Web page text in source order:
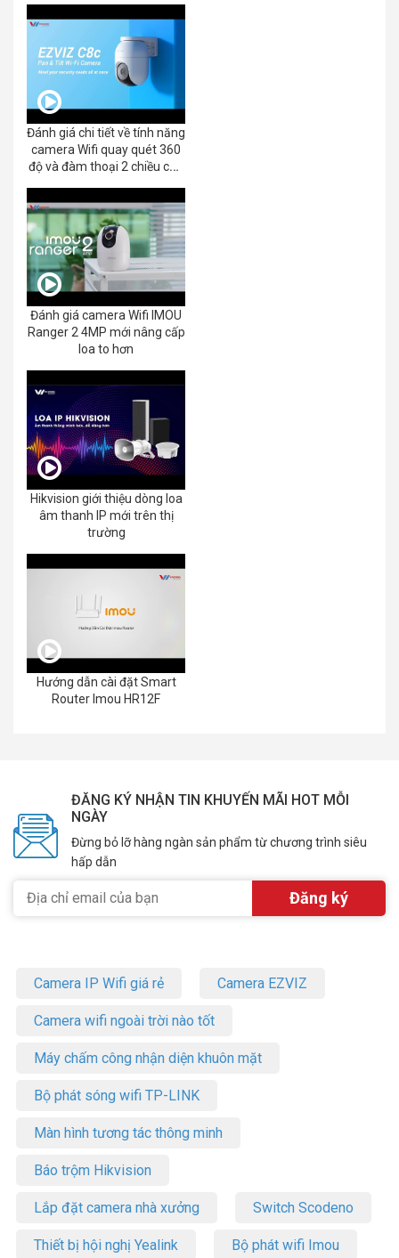
Đánh giá chi tiết về tính năng
camera Wifi quay quét 360
độ và đàm thoại 2 chiều của
Đánh giá camera Wifi IMOU
Ranger 2 4MP mới nâng cấp
loa to hơn
Hikvision giới thiệu dòng loa
âm thanh IP mới trên thị
trường
Hướng dẫn cài đặt Smart
Router Imou HR12F
ĐĂNG KÝ NHẬN TIN KHUYẾN MÃI HOT MỖI
NGÀY
Đừng bỏ lỡ hàng ngàn sản phẩm từ chương trình siêu
hấp dẫn
Camera IP Wifi giá rẻ Camera EZVIZ
Camera wifi ngoài trời nào tốt
Máy chấm công nhận diện khuôn mặt
Bộ phát sóng wifi TP-LINK
Màn hình tương tác thông minh
Báo trộm Hikvision
Lắp đặt camera nhà xưởng Switch Scodeno
Thiết bị hội nghị Yealink Bộ phát wifi Imou